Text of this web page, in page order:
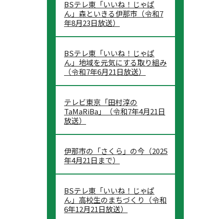
BSテレ東「いいね！じゃぱ
ん」森といきる伊那市（令和7
年8月23日放送）
BSテレ東「いいね！じゃぱ
ん」地域を元気にする取り組み
（令和7年6月21日放送）
テレビ東京「田村淳の
TaMaRiBa」（令和7年4月21日
放送）
伊那市の「さくら」の今（2025
年4月21日まで）
BSテレ東「いいね！じゃぱ
ん」高校生のまちづくり（令和
6年12月21日放送）